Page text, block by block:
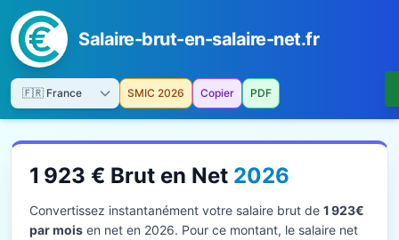
Salaire-brut-en-salaire-net.fr
SMIC 2026 Copier PDF
1 923 € Brut en Net 2026
Convertissez instantanément votre salaire brut de 1 923€
par mois en net en 2026. Pour ce montant, le salaire net